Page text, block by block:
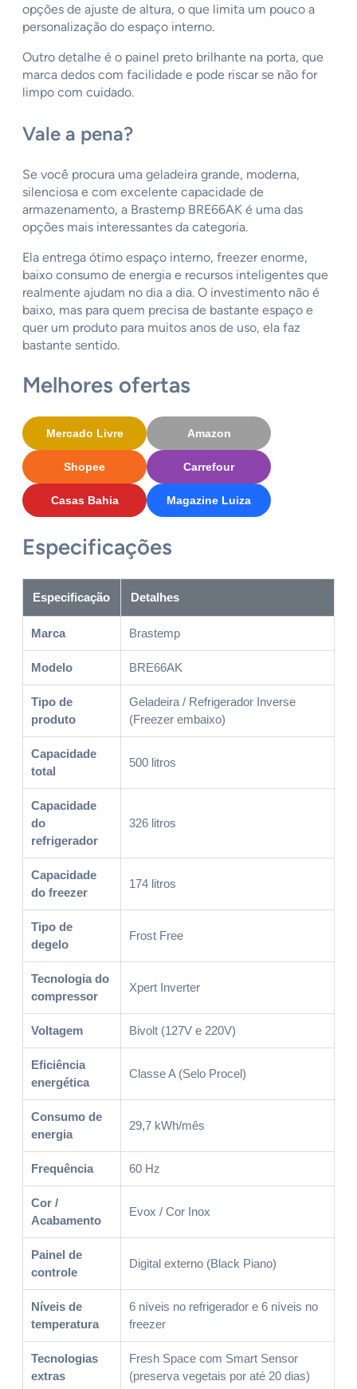
opções de ajuste de altura, o que limita um pouco a
personalização do espaço interno.
Outro detalhe é o painel preto brilhante na porta, que
marca dedos com facilidade e pode riscar se não for
limpo com cuidado.
Vale a pena?
Se você procura uma geladeira grande, moderna,
silenciosa e com excelente capacidade de
armazenamento, a Brastemp BRE66AK é uma das
opções mais interessantes da categoria.
Ela entrega ótimo espaço interno, freezer enorme,
baixo consumo de energia e recursos inteligentes que
realmente ajudam no dia a dia. O investimento não é
baixo, mas para quem precisa de bastante espaço e
quer um produto para muitos anos de uso, ela faz
bastante sentido.
Melhores ofertas
Mercado Livre Amazon
Shopee Carrefour
Casas Bahia Magazine Luiza
Especificações
Especificação Detalhes
Marca Brastemp
Modelo BRE66AK
Tipo de
produto
Geladeira / Refrigerador Inverse
(Freezer embaixo)
Capacidade
total
500 litros
Capacidade
do
refrigerador
326 litros
Capacidade
do freezer
174 litros
Tipo de
degelo
Frost Free
Tecnologia do
compressor
Xpert Inverter
Voltagem Bivolt (127V e 220V)
Eficiência
energética
Classe A (Selo Procel)
Consumo de
energia
29,7 kWh/mês
Frequência 60 Hz
Cor /
Acabamento
Evox / Cor Inox
Painel de
controle
Digital externo (Black Piano)
Níveis de
temperatura
6 níveis no refrigerador e 6 níveis no
freezer
Tecnologias
extras
Fresh Space com Smart Sensor
(preserva vegetais por até 20 dias)